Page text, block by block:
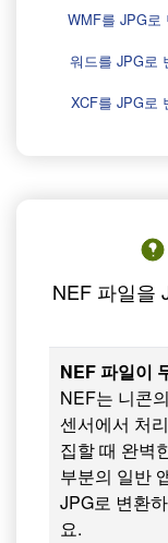
WMF를 JPG로
워드를 JPG로
XCF를 JPG로
NEF 파일을
NEF 파일이
NEF는 니콘
센서에서 처
집할 때 완벽
부분의 일반
JPG로 변환
요.